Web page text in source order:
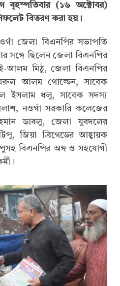
বৃহস্পতিবার (১৬ অক্টোবর)
বিতরণ করা হয়।
জেলা বিএনপির সভাপতি
সঙ্গে ছিলেন জেলা বিএনপির
আলম মিঠু, জেলা বিএনপির
আলম গোল্ডেন, সাবেক
ইসলাম ধলু, সাবেক সদস্য
নওগাঁ সরকারি কলেজের
ডাবলু, জেলা যুবদলের
জিয়া ব্রিগেডের আহ্বায়ক
বিএনপির অঙ্গ ও সহযোগী